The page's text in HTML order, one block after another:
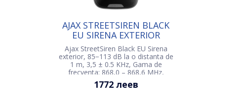
AJAX STREETSIREN BLACK
EU SIRENA EXTERIOR
Ajax StreetSiren Black EU Sirena
exterior, 85−113 dB la o distanta de
1 m, 3,5 ± 0.5 KHz, Gama de
frecventa: 868,0 – 868,6 MHz,
Gama de semnal radio: pina la
1500m, Alimentare: 4 × CR123A, 3V,
1772 леев